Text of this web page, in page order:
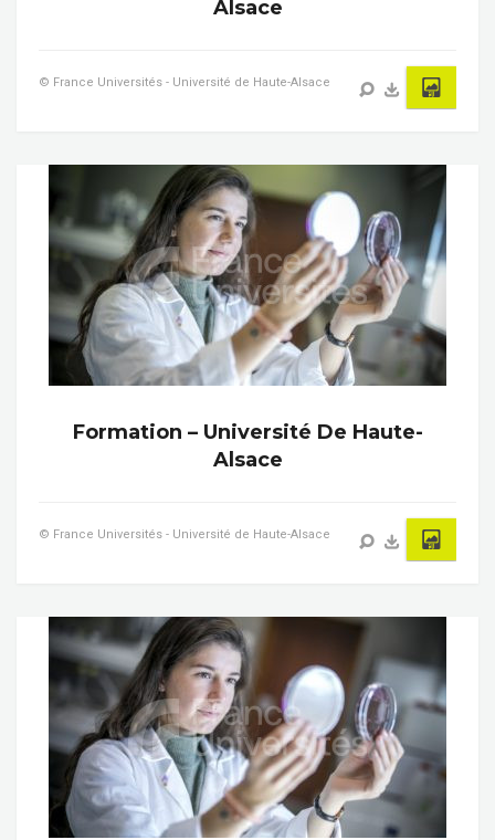
Alsace
© France Universités - Université de Haute-Alsace
Formation – Université De Haute-
Alsace
© France Universités - Université de Haute-Alsace